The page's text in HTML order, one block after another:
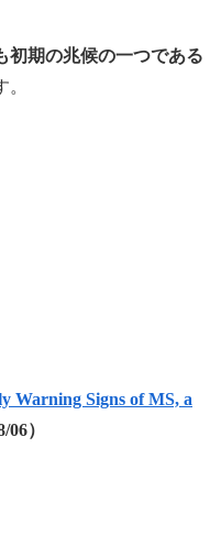
初期の兆候の一つである
Warning Signs of MS, a
06）